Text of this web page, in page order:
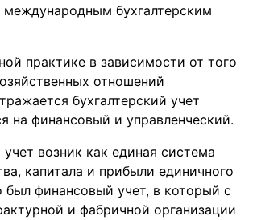
международным бухгалтерским
практике в зависимости от того
отношений
бухгалтерский учет
на финансовый и управленческий.
учет возник как единая система
капитала и прибыли единичного
был финансовый учет, в который с
и фабричной организации